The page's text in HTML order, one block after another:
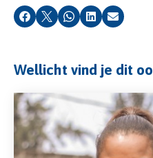
Facebook
X Whatsapp
LinkedInE-mail
Wellicht vind je dit